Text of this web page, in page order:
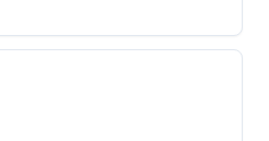
其他店家